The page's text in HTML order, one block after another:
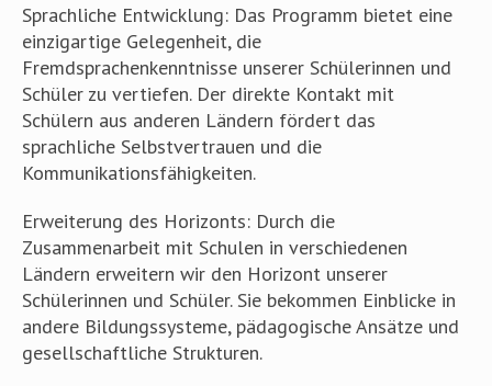
Sprachliche Entwicklung: Das Programm bietet eine
einzigartige Gelegenheit, die
Fremdsprachenkenntnisse unserer Schülerinnen und
Schüler zu vertiefen. Der direkte Kontakt mit
Schülern aus anderen Ländern fördert das
sprachliche Selbstvertrauen und die
Kommunikationsfähigkeiten.
Erweiterung des Horizonts: Durch die
Zusammenarbeit mit Schulen in verschiedenen
Ländern erweitern wir den Horizont unserer
Schülerinnen und Schüler. Sie bekommen Einblicke in
andere Bildungssysteme, pädagogische Ansätze und
gesellschaftliche Strukturen.